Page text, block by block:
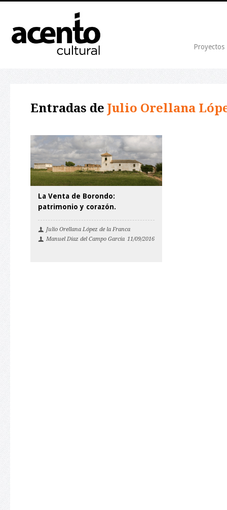
Proyectos
Entradas de Julio Orellana
La Venta de Borondo:
patrimonio y corazón.
Julio Orellana López de la Franca
Manuel Díaz del Campo García 11/09/2016